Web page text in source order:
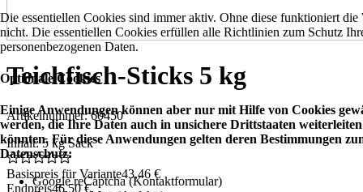
Teichfisch-Sticks 5 kg
Artikelnummer: 60450
Inhalt: 5 kg Sack
Basispreis für Variante43,46 €
Endpreis46,50 €
Die essentiellen Cookies sind immer aktiv. Ohne diese funktioniert die
nicht. Die essentiellen Cookies erfüllen alle Richtlinien zum Schutz
personenbezogenen Daten.
Optionale Cookies
Einige Anwendungen können aber nur mit Hilfe von Cookies
werden, die Ihre Daten auch in unsichere Drittstaaten weiterleiten
könnten. Für diese Anwendungen gelten deren Bestimmungen
Datenschutz:
Google reCaptcha (Kontaktformular)